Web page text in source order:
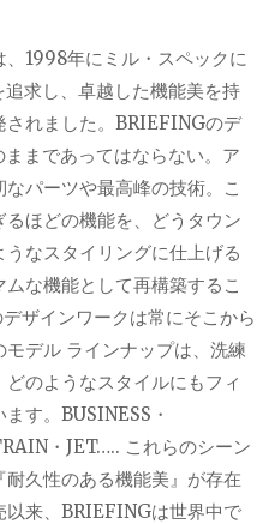
1998年にミル・スペックに
求し、卓越した機能美を持
されました。BRIEFINGのデ
まであってはならない。ア
パーツや最高峰の技術。こ
ほどの機能を、どうタウン
なスタイリングに仕上げる
な機能として再構築するこ
ザインワークは常にそこから
デル ラインナップは、洗練
のようなスタイルにもフィ
す。BUSINESS・
・JET….. これらのシーン
久性のある機能美』が存在
以来、BRIEFINGは世界中で